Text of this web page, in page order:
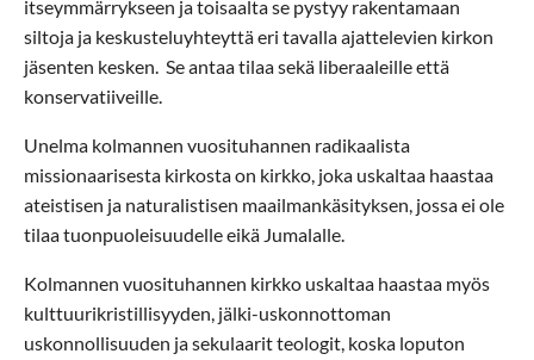
itseymmärrykseen ja toisaalta se pystyy rakentamaan
siltoja ja keskusteluyhteyttä eri tavalla ajattelevien kirkon
jäsenten kesken. Se antaa tilaa sekä liberaaleille että
konservatiiveille.
Unelma kolmannen vuosituhannen radikaalista
missionaarisesta kirkosta on kirkko, joka uskaltaa haastaa
ateistisen ja naturalistisen maailmankäsityksen, jossa ei ole
tilaa tuonpuoleisuudelle eikä Jumalalle.
Kolmannen vuosituhannen kirkko uskaltaa haastaa myös
kulttuurikristillisyyden, jälki-uskonnottoman
uskonnollisuuden ja sekulaarit teologit, koska loputon